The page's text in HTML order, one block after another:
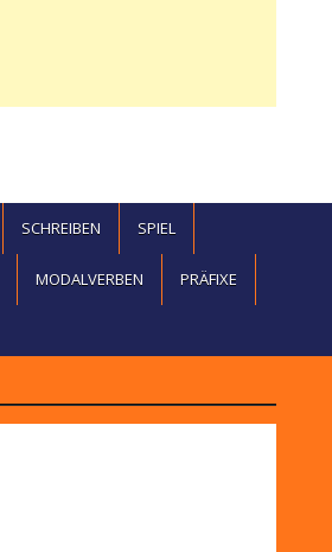
SCHREIBEN SPIEL
MODALVERBEN PRÄFIXE